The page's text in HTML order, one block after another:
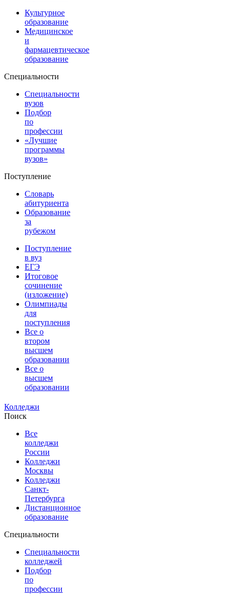
Культурное
образование
Медицинское
и
фармацевтическое
образование
Специальности
Специальности
вузов
Подбор
по
профессии
«Лучшие
программы
вузов»
Поступление
Словарь
абитуриента
Образование
за
рубежом
Поступление
в вуз
ЕГЭ
Итоговое
сочинение
(изложение)
Олимпиады
для
поступления
Все о
втором
высшем
образовании
Все о
высшем
образовании
Колледжи
Поиск
Все
колледжи
России
Колледжи
Москвы
Колледжи
Санкт-
Петербурга
Дистанционное
образование
Специальности
Специальности
колледжей
Подбор
по
профессии